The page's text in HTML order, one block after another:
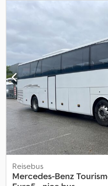
Ausstattung:
ABS,
,
Deutsches-Fahrzeug , 32Sitze/
Klimaanlage, Euro 5, Elekt.Tür,
Tauschen und
21629 Neu Wulmstorf Netto:
Technischen Zustand
unterstützen Sie beim Export
Länder-Homolagation,
Ausfuhrpapiere,
Besichtigung und Probefahrt
nach telefonischer Absprache
Fahrzeugüberführung auf
Besuchen sie unsere Facebook
Reisebus
Mercedes-Benz